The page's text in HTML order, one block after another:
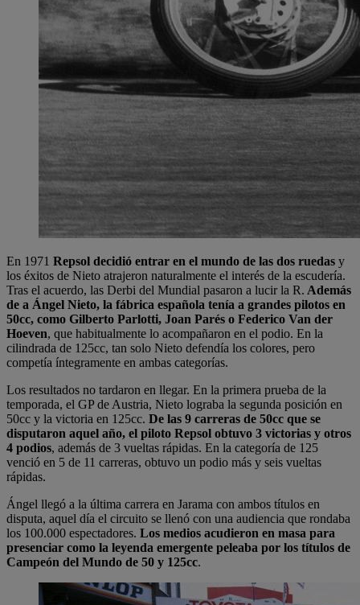
En 1971 Repsol decidió entrar en el mundo de las dos ruedas y
los éxitos de Nieto atrajeron naturalmente el interés de la escudería.
Tras el acuerdo, las Derbi del Mundial pasaron a lucir la R. Además
de a Ángel Nieto, la fábrica española tenía a grandes pilotos en
50cc, como Gilberto Parlotti, Joan Parés o Federico Van der
Hoeven, que habitualmente lo acompañaron en el podio. En la
cilindrada de 125cc, tan solo Nieto defendía los colores, pero
competía íntegramente en ambas categorías.
Los resultados no tardaron en llegar. En la primera prueba de la
temporada, el GP de Austria, Nieto lograba la segunda posición en
50cc y la victoria en 125cc. De las 9 carreras de 50cc que se
disputaron aquel año, el piloto Repsol obtuvo 3 victorias y otros
4 podios, además de 3 vueltas rápidas. En la categoría de 125
venció en 5 de 11 carreras, obtuvo un podio más y seis vueltas
rápidas.
Ángel llegó a la última carrera en Jarama con ambos títulos en
disputa, aquel día el circuito se llenó con una audiencia que rondaba
los 100.000 espectadores. Los medios acudieron en masa para
presenciar como la leyenda emergente peleaba por los títulos de
Campeón del Mundo de 50 y 125cc.